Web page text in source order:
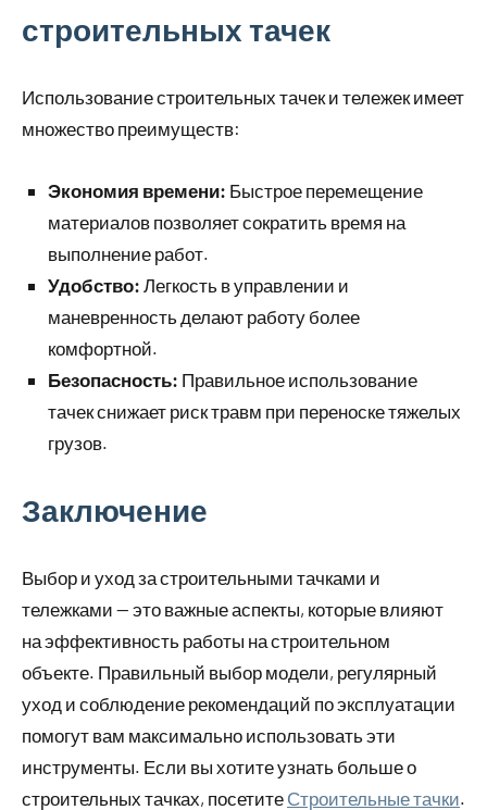
строительных тачек
Использование строительных тачек и тележек имеет
множество преимуществ:
Экономия времени: Быстрое перемещение
материалов позволяет сократить время на
выполнение работ.
Удобство: Легкость в управлении и
маневренность делают работу более
комфортной.
Безопасность: Правильное использование
тачек снижает риск травм при переноске тяжелых
грузов.
Заключение
Выбор и уход за строительными тачками и
тележками — это важные аспекты, которые влияют
на эффективность работы на строительном
объекте. Правильный выбор модели, регулярный
уход и соблюдение рекомендаций по эксплуатации
помогут вам максимально использовать эти
инструменты. Если вы хотите узнать больше о
строительных тачках, посетите Строительные тачки.